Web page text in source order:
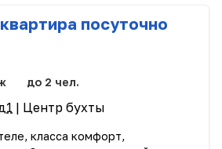
посуточно
до 2 чел.
| Центр бухты
класса комфорт,